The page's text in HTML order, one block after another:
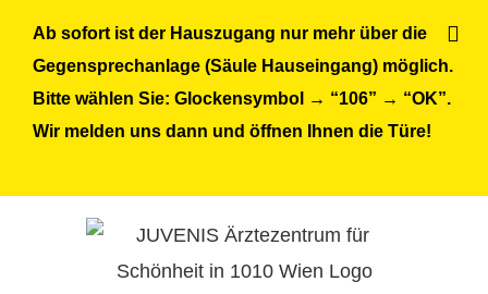
content
Ab sofort ist der Hauszugang nur mehr über die
Gegensprechanlage (Säule Hauseingang) möglich.
Bitte wählen Sie: Glockensymbol → “106” → “OK”.
Wir melden uns dann und öffnen Ihnen die Türe!